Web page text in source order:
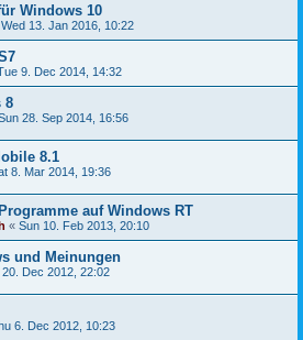
Windows 10
Wed 13. Jan 2016, 10:22
9. Dec 2014, 14:32
8
28. Sep 2014, 16:56
8.1
8. Mar 2014, 19:36
auf Windows RT
« Sun 10. Feb 2013, 20:10
und Meinungen
Dec 2012, 22:02
6. Dec 2012, 10:23